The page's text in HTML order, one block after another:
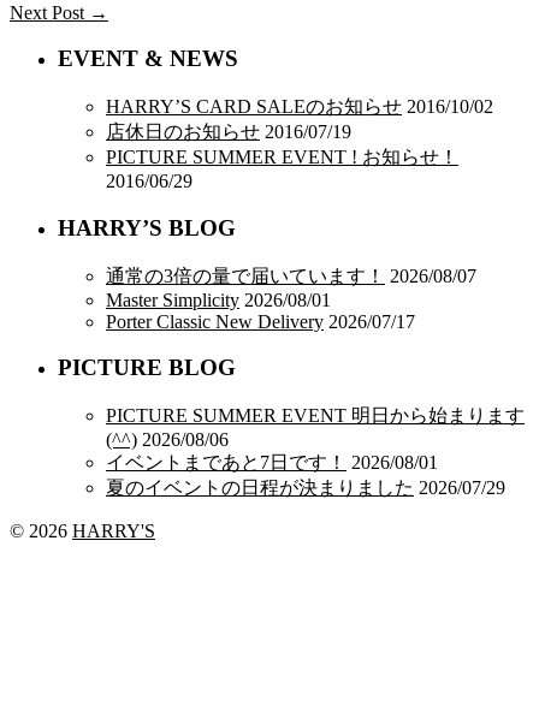
る
る
バ
シ
な
ン
ツ
は
Next Post →
EVENT & NEWS
HARRY’S CARD SALEのお知らせ 2016/10/02
店休日のお知らせ 2016/07/19
PICTURE SUMMER EVENT ! お知らせ！
2016/06/29
HARRY’S BLOG
通常の3倍の量で届いています！
2026/08/07
Master Simplicity 2026/08/01
Porter Classic New Delivery 2026/07/17
PICTURE BLOG
PICTURE SUMMER EVENT 明日から始まります
(^^) 2026/08/06
イベントまであと7日です！
2026/08/01
夏のイベントの日程が決まりました 2026/07/29
© 2026 HARRY'S